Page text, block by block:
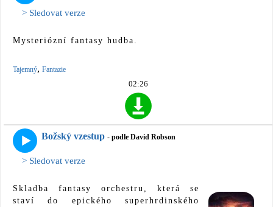
> Sledovat verze
Mysteriózní fantasy hudba.
Tajemný, Fantazie
02:26
Božský vzestup - podle David Robson
> Sledovat verze
Skladba fantasy orchestru, která se
staví do epického superhrdinského